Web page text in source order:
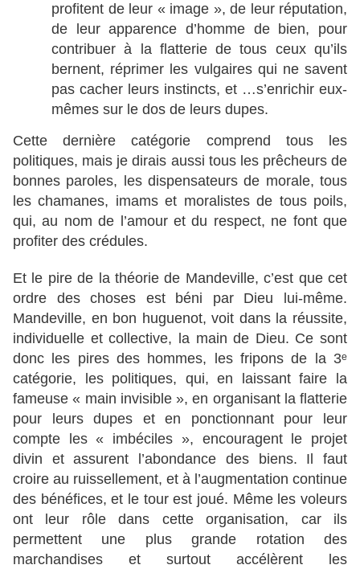
profitent de leur « image », de leur réputation,
de leur apparence d’homme de bien, pour
contribuer à la flatterie de tous ceux qu’ils
bernent, réprimer les vulgaires qui ne savent
pas cacher leurs instincts, et …s’enrichir eux-
mêmes sur le dos de leurs dupes.
Cette dernière catégorie comprend tous les
politiques, mais je dirais aussi tous les prêcheurs de
bonnes paroles, les dispensateurs de morale, tous
les chamanes, imams et moralistes de tous poils,
qui, au nom de l’amour et du respect, ne font que
profiter des crédules.
Et le pire de la théorie de Mandeville, c’est que cet
ordre des choses est béni par Dieu lui-même.
Mandeville, en bon huguenot, voit dans la réussite,
individuelle et collective, la main de Dieu. Ce sont
donc les pires des hommes, les fripons de la 3ᵉ
catégorie, les politiques, qui, en laissant faire la
fameuse « main invisible », en organisant la flatterie
pour leurs dupes et en ponctionnant pour leur
compte les « imbéciles », encouragent le projet
divin et assurent l’abondance des biens. Il faut
croire au ruissellement, et à l’augmentation continue
des bénéfices, et le tour est joué. Même les voleurs
ont leur rôle dans cette organisation, car ils
permettent une plus grande rotation des
marchandises et surtout accélèrent les